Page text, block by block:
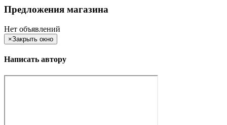
Предложения магазина
Нет объявлений
×Закрыть окно
Написать автору